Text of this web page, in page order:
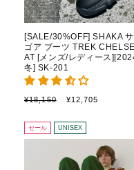
[SALE/30%OFF] SHAKA
ゴア ブーツ TREK
AT [メンズ/レディース
冬] SK-201
通
価
格
¥18,150
セ
ル
価
¥12,705
セール UNISEX